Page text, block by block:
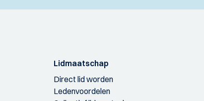
Lidmaatschap
Direct lid worden
Ledenvoordelen